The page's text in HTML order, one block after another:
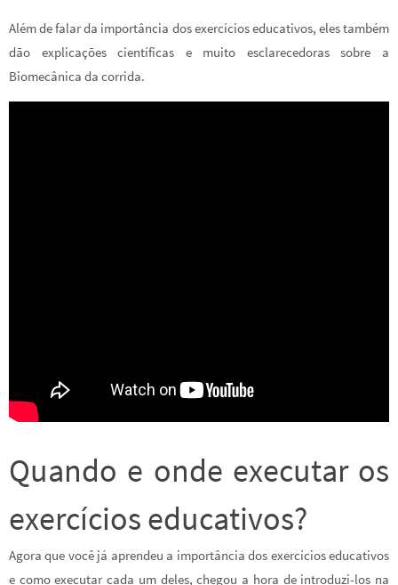
Além de falar da importância dos exercícios educativos, eles também
dão explicações científicas e muito esclarecedoras sobre a
Biomecânica da corrida.
Quando e onde executar os
exercícios educativos?
Agora que você já aprendeu a importância dos exercícios educativos
e como executar cada um deles, chegou a hora de introduzi-los na